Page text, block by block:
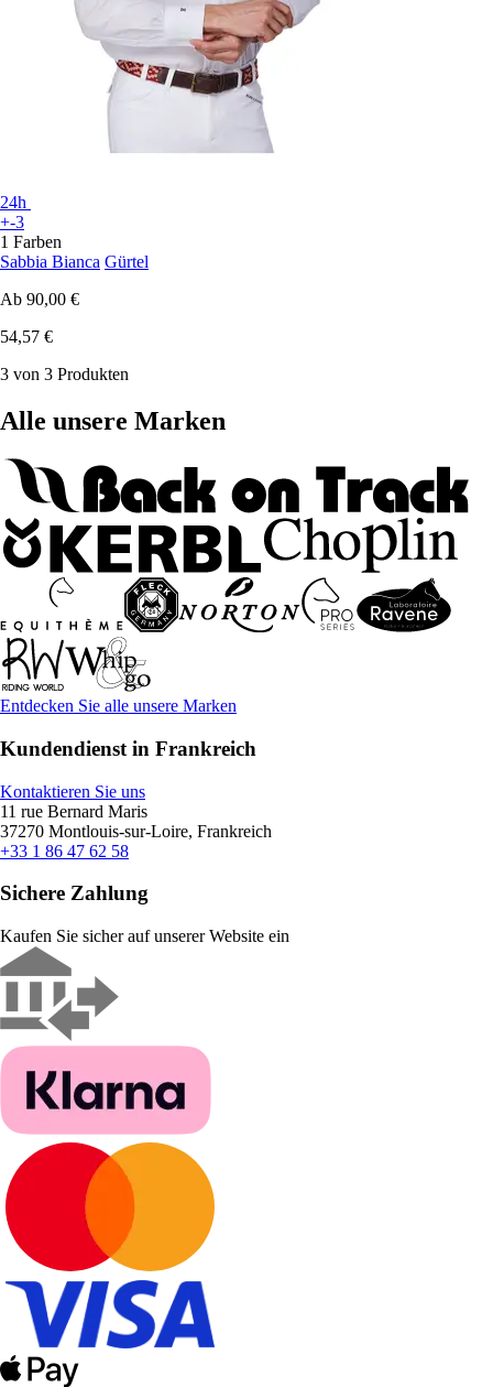
24h
+-3
1 Farben
Sabbia Bianca Gürtel
Ab 90,00 €
54,57 €
3 von 3 Produkten
Alle unsere Marken
Entdecken Sie alle unsere Marken
Kundendienst in Frankreich
Kontaktieren Sie uns
11 rue Bernard Maris
37270 Montlouis-sur-Loire, Frankreich
+33 1 86 47 62 58
Sichere Zahlung
Kaufen Sie sicher auf unserer Website ein